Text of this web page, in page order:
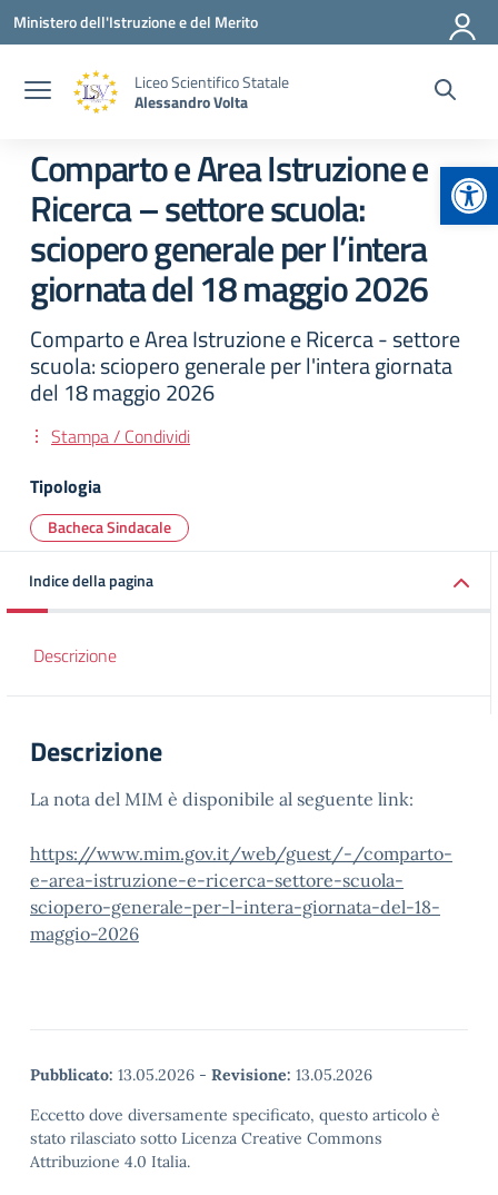
Vai ai contenuti
Vai al menu di navigazione
Vai al footer
Ministero dell'Istruzione e del Merito
Liceo Scientifico Statale
Alessandro Volta
Comparto e Area Istruzione e
Ricerca – settore scuola:
sciopero generale per l’intera
giornata del 18 maggio 2026
Comparto e Area Istruzione e Ricerca - settore
scuola: sciopero generale per l'intera giornata
del 18 maggio 2026
Stampa / Condividi
Tipologia
Bacheca Sindacale
Indice della pagina
Descrizione
Descrizione
La nota del MIM è disponibile al seguente link:
https://www.mim.gov.it/web/guest/-/comparto-
e-area-istruzione-e-ricerca-settore-scuola-
sciopero-generale-per-l-intera-giornata-del-18-
maggio-2026
Pubblicato: 13.05.2026 - Revisione: 13.05.2026
Eccetto dove diversamente specificato, questo articolo è
stato rilasciato sotto Licenza Creative Commons
Attribuzione 4.0 Italia.